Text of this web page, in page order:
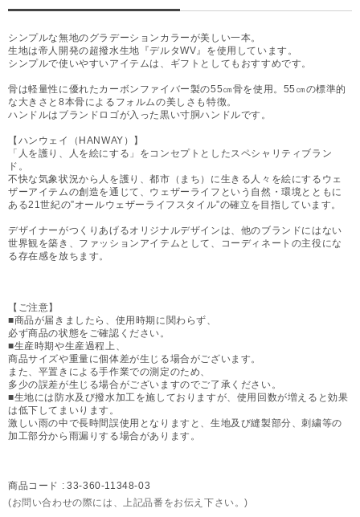
シンプルな無地のグラデーションカラーが美しい一本。
生地は帝人開発の超撥水生地『デルタWV』を使用しています。
シンプルで使いやすいアイテムは、ギフトとしてもおすすめです。
骨は軽量性に優れたカーボンファイバー製の55㎝骨を使用。55㎝の標準的
な大きさと8本骨によるフォルムの美しさも特徴。
ハンドルはブランドロゴが入った黒い寸胴ハンドルです。
【ハンウェイ（HANWAY）】
「人を護り、人を絵にする」をコンセプトとしたスペシャリティブラン
ド。
不快な気象状況から人を護り、都市（まち）に生きる人々を絵にするウェ
ザーアイテムの創造を通じて、ウェザーライフという自然・環境とともに
ある21世紀の”オールウェザーライフスタイル”の確立を目指しています。
デザイナーがつくりあげるオリジナルデザインは、他のブランドにはない
世界観を築き、ファッションアイテムとして、コーディネートの主役にな
る存在感を放ちます。
【ご注意】
■商品が届きましたら、使用時期に関わらず、
必ず商品の状態をご確認ください。
■生産時期や生産過程上、
商品サイズや重量に個体差が生じる場合がございます。
また、平置きによる手作業での測定のため、
多少の誤差が生じる場合がございますのでご了承ください。
■生地には防水及び撥水加工を施しておりますが、使用回数が増えると効果
は低下してまいります。
激しい雨の中で長時間誤使用となりますと、生地及び縫製部分、刺繍等の
加工部分から雨漏りする場合があります。
商品コード : 33-360-11348-03
(お問い合わせの際には、上記品番をお伝え下さい。)